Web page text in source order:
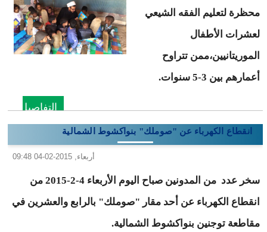
محظرة لتعليم الفقه الشيعي
لعشرات الأطفال
الموريتانيين،ممن تتراوح
أعمارهم بين 3-5 سنوات.
التفاصيل
انقطاع الكهرباء عن "صوملك" بنواكشوط الشمالية
أربعاء, 2015-02-04 09:48
سخر عدد من المدونين صباح اليوم الأربعاء 4-2-2015 من
انقطاع الكهرباء عن أحد مقار "صوملك" بالرابع والعشرين في
مقاطعة توجنين بنواكشوط الشمالية.